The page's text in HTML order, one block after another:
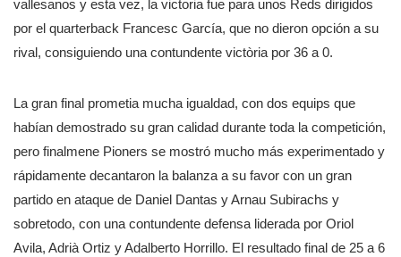
vallesanos y esta vez, la victoria fue para unos Reds dirigidos
por el quarterback Francesc García, que no dieron opción a su
rival, consiguiendo una contundente victòria por 36 a 0.
La gran final prometia mucha igualdad, con dos equips que
habían demostrado su gran calidad durante toda la competición,
pero finalmene Pioners se mostró mucho más experimentado y
rápidamente decantaron la balanza a su favor con un gran
partido en ataque de Daniel Dantas y Arnau Subirachs y
sobretodo, con una contundente defensa liderada por Oriol
Avila, Adrià Ortiz y Adalberto Horrillo. El resultado final de 25 a 6